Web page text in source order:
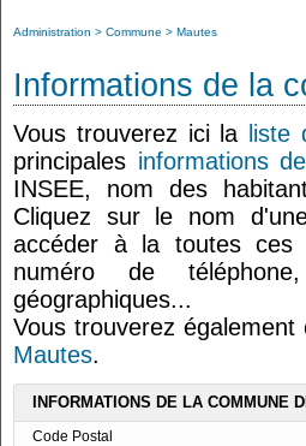
Administration Commune Mautes
Informations de la
Vous trouverez ici la
liste
principales informations
INSEE, nom des
Cliquez sur le nom
accéder à la toutes ces
numéro de
géographiques...
Vous trouverez
Mautes.
INFORMATIONS DE LA COMMUNE
Code Postal